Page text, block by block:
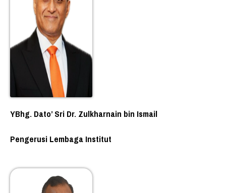
YBhg. Dato’ Sri Dr. Zulkharnain bin Ismail
Pengerusi Lembaga Institut